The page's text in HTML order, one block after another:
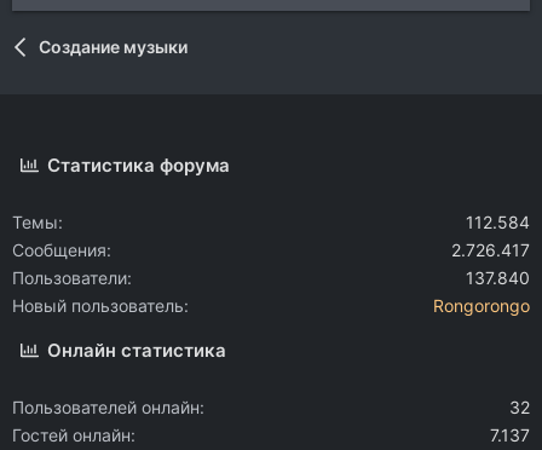
Создание музыки
Статистика форума
Темы
112.584
Сообщения
2.726.417
Пользователи
137.840
Новый пользователь
Rongorongo
Онлайн статистика
Пользователей онлайн
32
Гостей онлайн
7.137